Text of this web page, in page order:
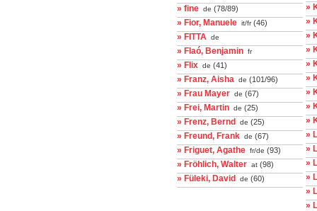
» fine de (78/89)
» Fior, Manuele it/fr(46)
» FITTA de
» Flaó, Benjamin fr
» Flix de (41)
» Franz, Aisha de (101/96)
» Frau Mayer de (67)
» Frei, Martin de (25)
» Frenz, Bernd de (25)
» Freund, Frank de (67)
» Friguet, Agathe fr/de (93)
» Fröhlich, Walter at (98)
» Füleki, David de (60)
»
»
»
»
»
»
»
»
»
»
»
»
»
»
»